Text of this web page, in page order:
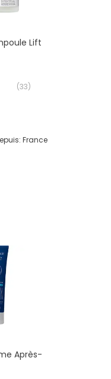
Lift
(33)
France
Après-